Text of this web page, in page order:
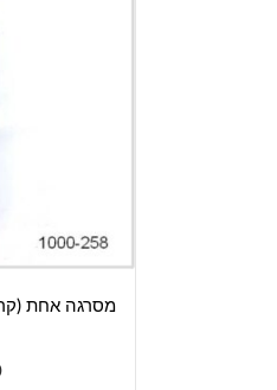
מסרגה אחת